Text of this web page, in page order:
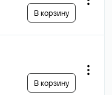
В корзину
В корзину